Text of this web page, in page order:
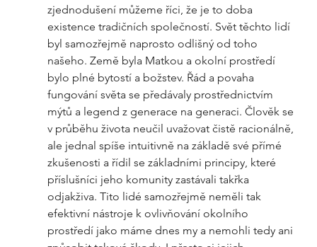
zjednodušení můžeme říci, že je to doba
existence tradičních společností. Svět těchto lidí
byl samozřejmě naprosto odlišný od toho
našeho. Země byla Matkou a okolní prostředí
bylo plné bytostí a božstev. Řád a povaha
fungování světa se předávaly prostřednictvím
mýtů a legend z generace na generaci. Člověk se
v průběhu života neučil uvažovat čistě racionálně,
ale jednal spíše intuitivně na základě své přímé
zkušenosti a řídil se základními principy, které
příslušníci jeho komunity zastávali takřka
odjakživa. Tito lidé samozřejmě neměli tak
efektivní nástroje k ovlivňování okolního
prostředí jako máme dnes my a nemohli tedy ani